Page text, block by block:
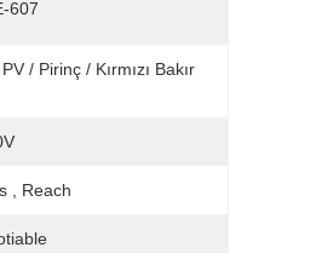
607
/ Pirinç / Kırmızı Bakır
, Reach